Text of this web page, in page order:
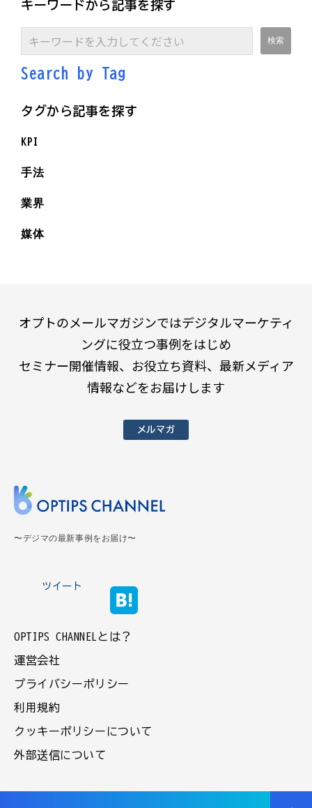
キーワードから記事を探す
Search by Tag
タグから記事を探す
KPI
手法
業界
媒体
オプトのメールマガジンではデジタルマーケティ
ングに役立つ事例をはじめ
セミナー開催情報、お役立ち資料、最新メディア
情報などをお届けします
メルマガ
〜デジマの最新事例をお届け〜
ツイート
OPTIPS CHANNELとは？
運営会社
プライバシーポリシー
利用規約
クッキーポリシーについて
外部送信について